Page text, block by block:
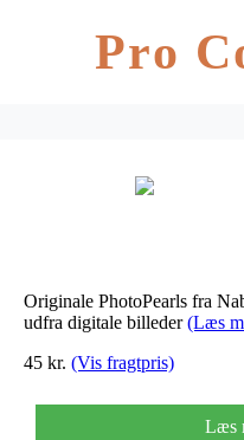
Pro
Originale PhotoPearls fra
udfra digitale billeder(Læs
45 kr. (Vis fragtpris)
Læs